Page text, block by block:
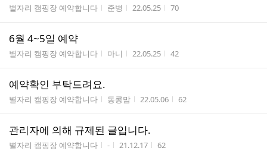
게시판명
별자리 캠핑장 예약합니다 작성자
준병 작성시간
22.05.25 조회수
70
6월 4~5일 예약
게시판명
별자리 캠핑장 예약합니다 작성자
마니 작성시간
22.05.25 조회수
42
예약확인 부탁드려요.
게시판명
별자리 캠핑장 예약합니다 작성자
동콩맘 작성시간
22.05.06 조회수
62
관리자에 의해 규제된 글입니다.
게시판명
별자리 캠핑장 예약합니다 작성자
- 작성시간
21.12.17 조회수
62